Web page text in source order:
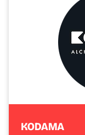
KODAMA